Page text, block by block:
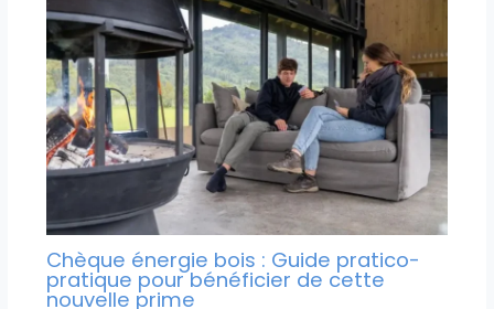
Chèque énergie bois : Guide pratico-
pratique pour bénéficier de cette
nouvelle prime